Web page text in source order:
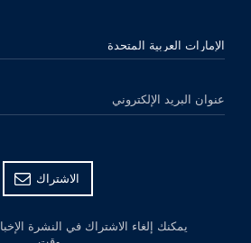
الرجاء اختيار بلدك
عنوان البريد الإلكتروني
الاشتراك
يمكنك إلغاء الاشتراك في النشرة